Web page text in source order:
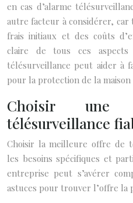
en cas d’alarme
autre facteur à considérer, car
frais initiaux et des coûts
claire de tous ces
télésurveillance peut aider à
pour la protection de la
Choisir une
télésurveillance
Choisir la meilleure offre de
les besoins spécifiques et
entreprise peut s’avérer
astuces pour trouver l’offre la